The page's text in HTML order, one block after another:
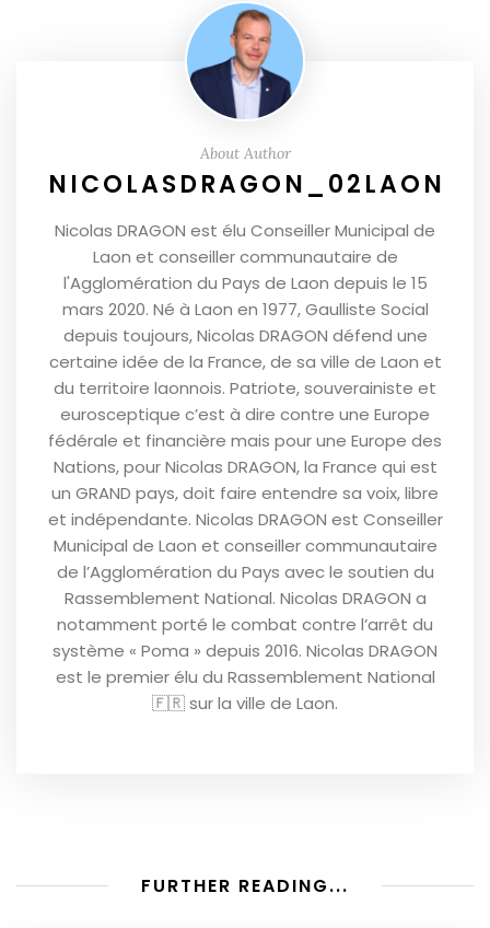
About Author
NICOLASDRAGON_02LAON
Nicolas DRAGON est élu Conseiller Municipal de
Laon et conseiller communautaire de
l'Agglomération du Pays de Laon depuis le 15
mars 2020. Né à Laon en 1977, Gaulliste Social
depuis toujours, Nicolas DRAGON défend une
certaine idée de la France, de sa ville de Laon et
du territoire laonnois. Patriote, souverainiste et
eurosceptique c’est à dire contre une Europe
fédérale et financière mais pour une Europe des
Nations, pour Nicolas DRAGON, la France qui est
un GRAND pays, doit faire entendre sa voix, libre
et indépendante. Nicolas DRAGON est Conseiller
Municipal de Laon et conseiller communautaire
de l’Agglomération du Pays avec le soutien du
Rassemblement National. Nicolas DRAGON a
notamment porté le combat contre l’arrêt du
système « Poma » depuis 2016. Nicolas DRAGON
est le premier élu du Rassemblement National
🇫🇷 sur la ville de Laon.
FURTHER READING...